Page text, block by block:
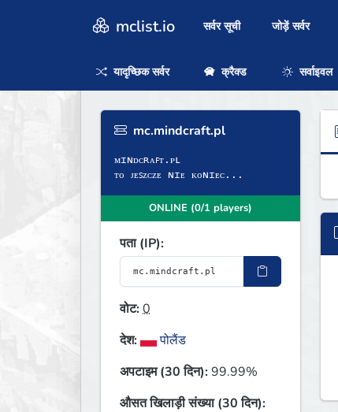
mclist.io सर्वर सूची जोड़ें सर्वर
यादृच्छिक सर्वर क्रैक्ड सर्वाइवल
mc.mindcraft.pl
ᴍɪɴᴅᴄʀᴀꜰᴛ.ᴘʟ
ᴛᴏ ᴊᴇꜱᴢᴄᴢᴇ ɴɪᴇ ᴋᴏɴɪᴇᴄ...
ONLINE (0/1 players)
पता (IP):
वोट:0
देश:
पोलैंड
अपटाइम (30 दिन):99.99%
औसत खिलाड़ी संख्या (30 दिन):